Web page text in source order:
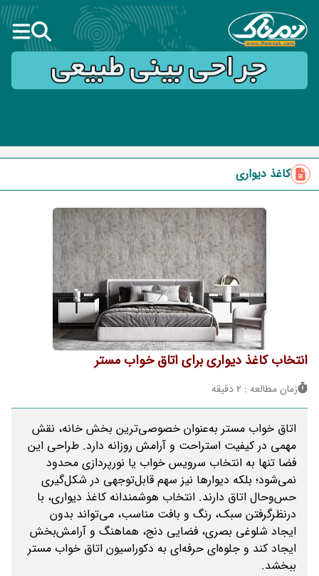
کاغذ دیواری
انتخاب کاغذ دیواری برای اتاق خواب مستر
زمان مطالعه : 2 دقیقه
اتاق خواب مستر به‌عنوان خصوصی‌ترین بخش خانه، نقش
مهمی در کیفیت استراحت و آرامش روزانه دارد. طراحی این
فضا تنها به انتخاب سرویس خواب یا نورپردازی محدود
نمی‌شود؛ بلکه دیوارها نیز سهم قابل‌توجهی در شکل‌گیری
حس‌وحال اتاق دارند. انتخاب هوشمندانه کاغذ دیواری، با
درنظرگرفتن سبک، رنگ و بافت مناسب، می‌تواند بدون
ایجاد شلوغی بصری، فضایی دنج، هماهنگ و آرامش‌بخش
ایجاد کند و جلوه‌ای حرفه‌ای به دکوراسیون اتاق خواب مستر
ببخشد.